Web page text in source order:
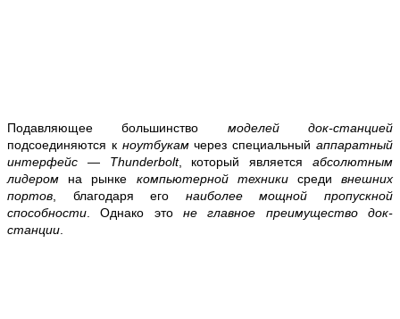
Подавляющее большинство моделей док-станцией
подсоединяются к ноутбукамчерез специальныйаппаратный
интерфейс — Thunderbolt, который являетсяабсолютным
лидером на рынке компьютерной техникисредивнешних
портов , благодаря его наиболее мощной пропускной
способности . Однако это не главное преимущество док-
станции